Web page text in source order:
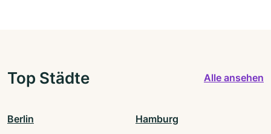
Top Städte Alle ansehen
Berlin Hamburg